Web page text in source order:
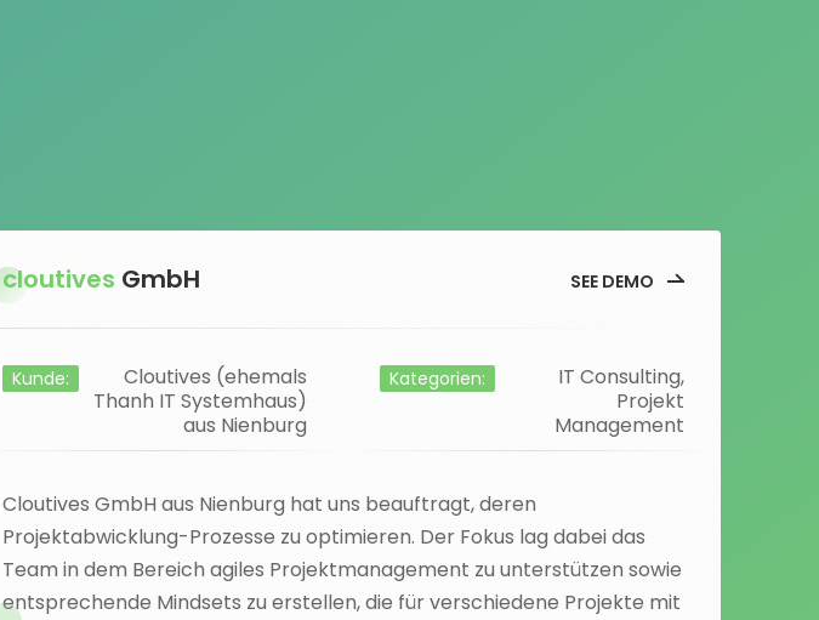
cloutives GmbH
Kunde:
Cloutives (ehemals
Thanh IT Systemhaus)
aus Nienburg
Kategorien:
IT Consulting,
Projekt
Management
SEE DEMO
Cloutives GmbH aus Nienburg hat uns beauftragt, deren
Projektabwicklung-Prozesse zu optimieren. Der Fokus lag dabei das
Team in dem Bereich agiles Projektmanagement zu unterstützen sowie
entsprechende Mindsets zu erstellen, die für verschiedene Projekte mit